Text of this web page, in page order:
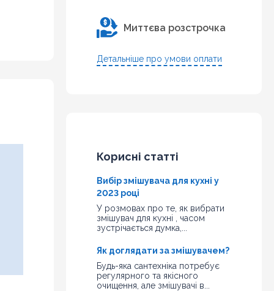
Миттєва розстрочка
Детальніше про умови оплати
Корисні статті
Вибір змішувача для кухні у
2023 році
У розмовах про те, як вибрати
змішувач для кухні , часом
зустрічається думка,...
Як доглядати за змішувачем?
Будь-яка сантехніка потребує
регулярного та якісного
очищення, але змішувачі в...